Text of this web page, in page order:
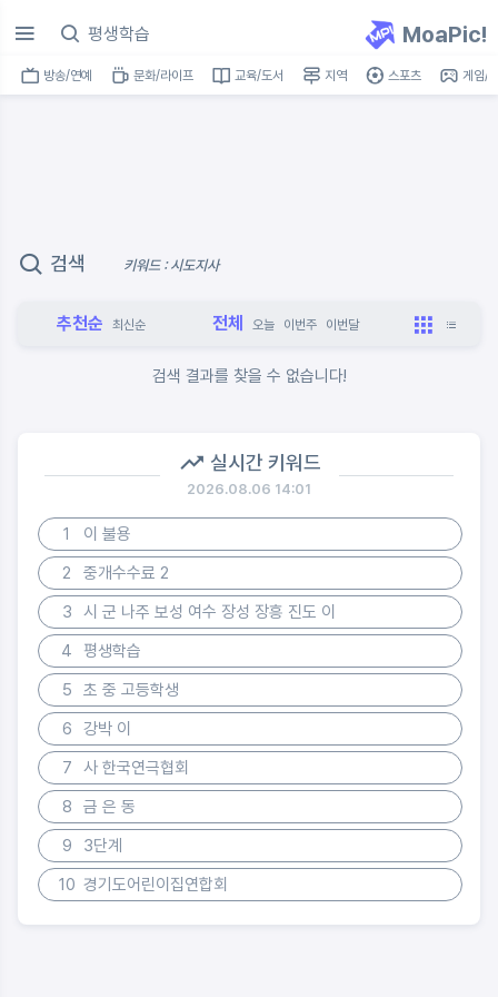
MoaPic!
방송/연예 문화/라이프 교육/도서 지역 스포츠 게임/
검색 키워드 : 시도지사
추천순 최신순 전체 오늘 이번주 이번달
검색 결과를 찾을 수 없습니다!
실시간 키워드
2026.08.06 14:01
1
이 불용
2
중개수수료 2
3
시 군 나주 보성 여수 장성 장흥 진도 이
4
평생학습
5
초 중 고등학생
6
강박 이
7
사 한국연극협회
8
금 은 동
9
3단계
10 경기도어린이집연합회